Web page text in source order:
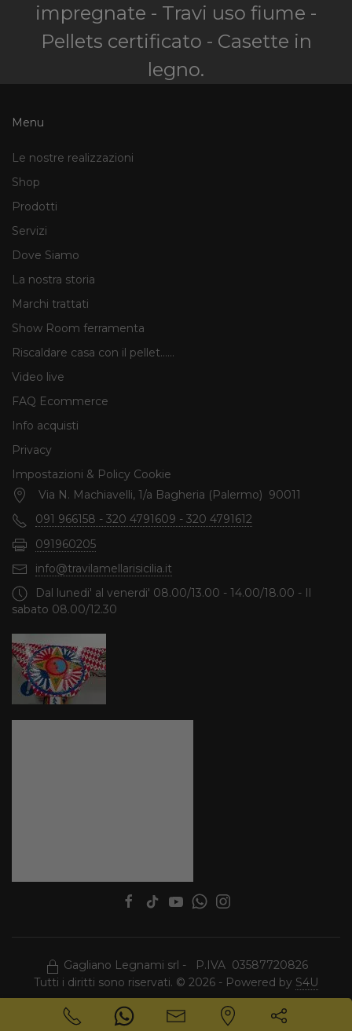
impregnate - Travi uso fiume -
Pellets certificato - Casette in
legno.
Menu
Le nostre realizzazioni
Shop
Prodotti
Servizi
Dove Siamo
La nostra storia
Marchi trattati
Show Room ferramenta
Riscaldare casa con il pellet......
Video live
FAQ Ecommerce
Info acquisti
Privacy
Impostazioni & Policy Cookie
Via N. Machiavelli, 1/a Bagheria (Palermo) 90011
091 966158 - 320 4791609 - 320 4791612
091960205
info@travilamellarisicilia.it
Dal lunedi' al venerdi' 08.00/13.00 - 14.00/18.00 - Il
sabato 08.00/12.30
Gagliano Legnami srl - P.IVA 03587720826
Tutti i diritti sono riservati. © 2026 - Powered by S4U